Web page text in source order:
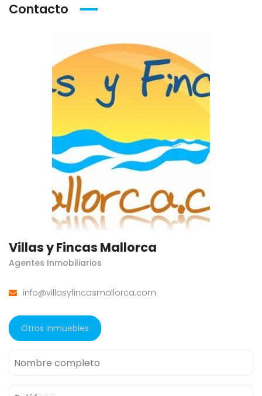
Contacto
Villas y Fincas Mallorca
Agentes Inmobiliarios
info@villasyfincasmallorca.com
Otros inmuebles